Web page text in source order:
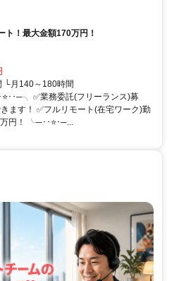
ト！最大金額170万円！
└月140～180時間
･─╮ ✅業務委託(フリーランス)募
ます！ ✅フルリモート(在宅ワーク)勤
円！ ╰─･･⭐･─...